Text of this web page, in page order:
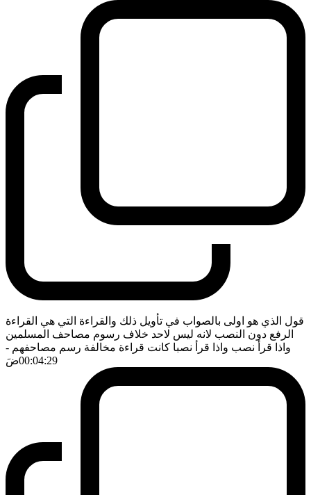
قول الذي هو اولى بالصواب في تأويل ذلك والقراءة التي هي القراءة
الرفع دون النصب لانه ليس لاحد خلاف رسوم مصاحف المسلمين
واذا قرأ نصب واذا قرأ نصبا كانت قراءة مخالفة رسم مصاحفهم -
00:04:29ضَ